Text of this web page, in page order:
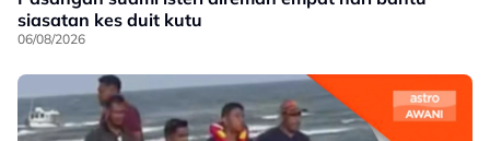
siasatan kes duit kutu
06/08/2026